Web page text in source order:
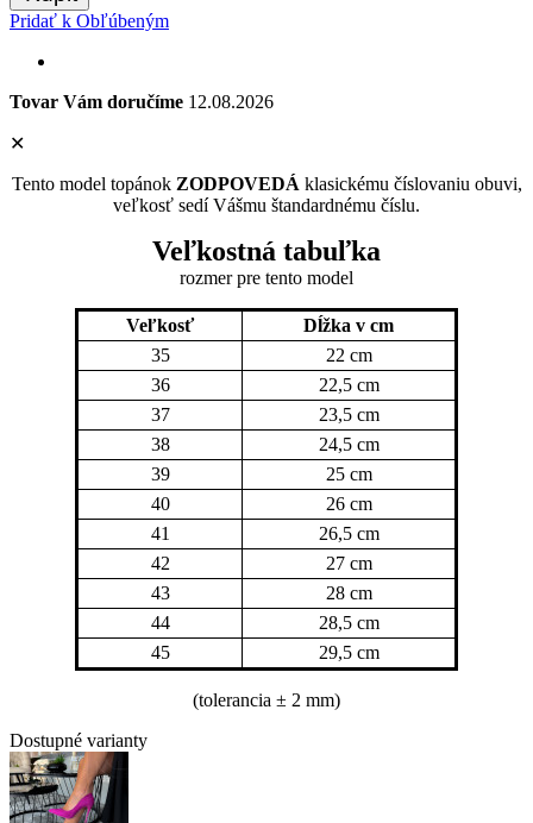
Pridať k Obľúbeným
Tovar Vám doručíme 12.08.2026
✕
Tento model topánok ZODPOVEDÁ klasickému číslovaniu obuvi,
veľkosť sedí Vášmu štandardnému číslu.
Veľkostná tabuľka
rozmer pre tento model
Veľkosť
Dĺžka v cm
35
22 cm
36
22,5 cm
37
23,5 cm
38
24,5 cm
39
25 cm
40
26 cm
41
26,5 cm
42
27 cm
43
28 cm
44
28,5 cm
45
29,5 cm
(tolerancia ± 2 mm)
Dostupné varianty